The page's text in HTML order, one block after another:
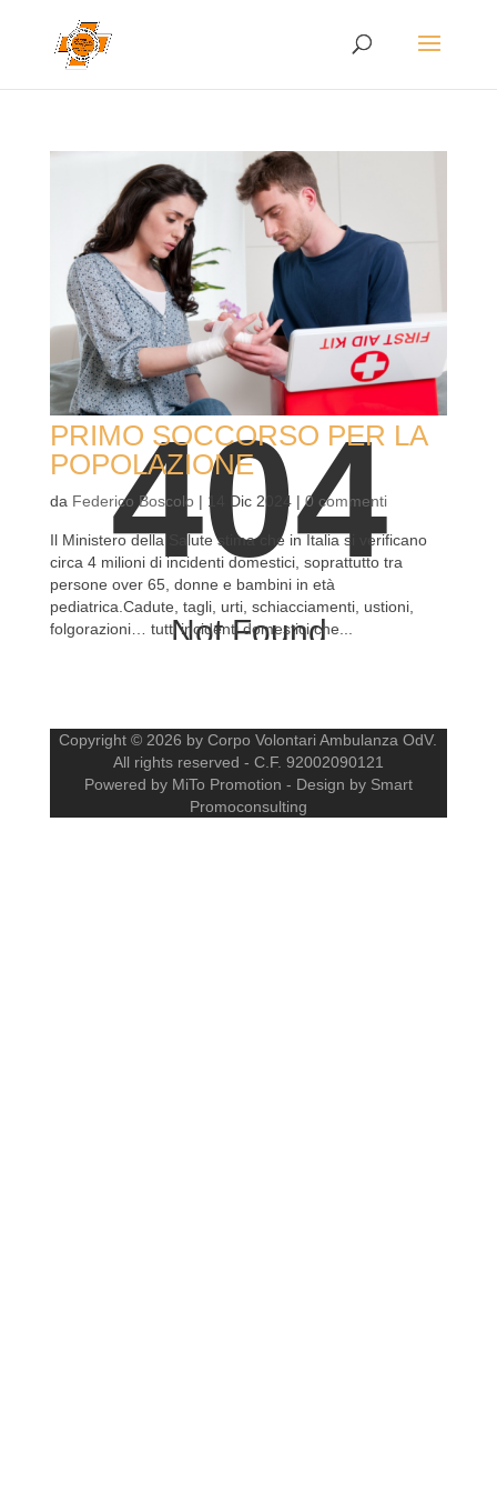
404
Not Found
PRIMO SOCCORSO PER LA
POPOLAZIONE
da Federico Boscolo| 14 Dic 2024| 0 commenti
Il Ministero della Salute stima che in Italia si verificano
circa 4 milioni di incidenti domestici, soprattutto tra
persone over 65, donne e bambini in età
pediatrica.Cadute, tagli, urti, schiacciamenti, ustioni,
folgorazioni… tutti incidenti domestici che...
Copyright © 2026 by Corpo Volontari Ambulanza OdV.
All rights reserved - C.F. 92002090121
Powered by MiTo Promotion - Design by Smart
Promoconsulting